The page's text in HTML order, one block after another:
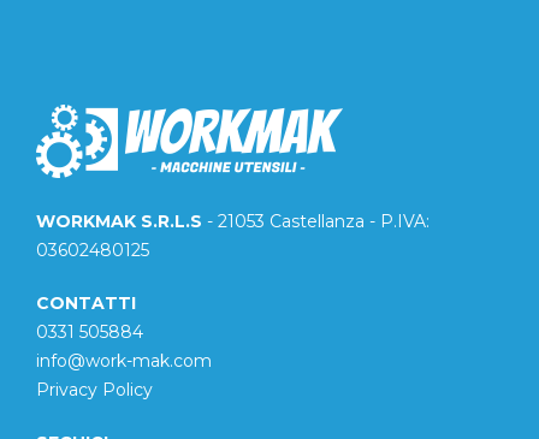
WORKMAK S.R.L.S - 21053 Castellanza - P.IVA:
03602480125
CONTATTI
0331 505884
info@work-mak.com
Privacy Policy